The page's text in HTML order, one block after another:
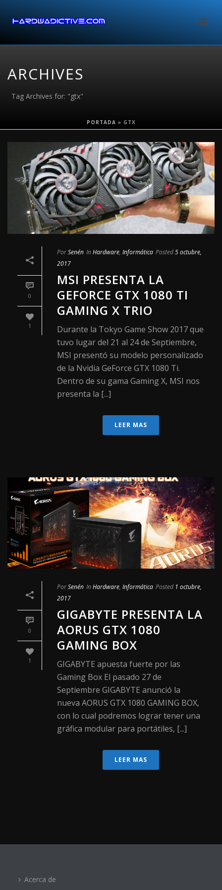
ARCHIVES
Tag Archives for: "gtx"
PORTADA » GTX
0
1
PorSenén InHardware, Informática Posted5 octubre,
2017
MSI PRESENTA LA
GEFORCE GTX 1080 TI
GAMING X TRIO
Durante la Tokyo Game Show 2017 que
tuvo lugar del 21 al 24 de Septiembre,
MSI presentó su modelo personalizado
de la Nvidia GeForce GTX 1080 Ti.
Dentro de su gama Gaming X, MSI nos
presenta la [...]
LEER MAS
0
1
PorSenén InHardware, Informática Posted 1 octubre,
2017
GIGABYTE PRESENTA LA
AORUS GTX 1080
GAMING BOX
GIGABYTE apuesta fuerte por las
Gaming Box El pasado 27 de
Septiembre GIGABYTE anunció la
nueva AORUS GTX 1080 GAMING BOX,
con lo cual podremos lograr tener una
gráfica modular para portátiles, [...]
LEER MAS
Acerca de